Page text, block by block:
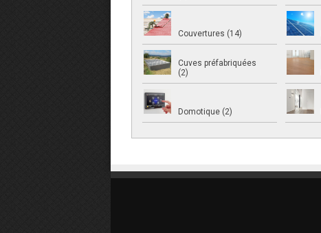
Couvertures (14)
Cuves préfabriquées
(2)
Domotique (2)